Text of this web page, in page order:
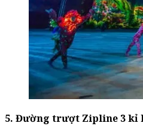
5. Đường trượt Zipline 3 kỉ